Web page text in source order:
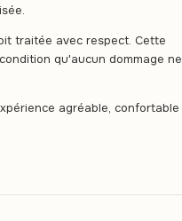
traitée avec respect. Cette
qu'aucun dommage ne
agréable, confortable